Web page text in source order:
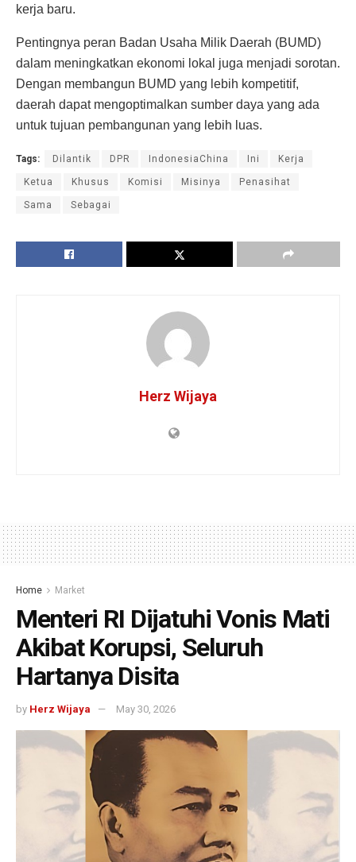
kerja baru.
Pentingnya peran Badan Usaha Milik Daerah (BUMD)
dalam meningkatkan ekonomi lokal juga menjadi sorotan.
Dengan membangun BUMD yang lebih kompetitif,
daerah dapat mengoptimalkan sumber daya yang ada
untuk tujuan pembangunan yang lebih luas.
Tags: Dilantik DPR IndonesiaChina Ini Kerja
Ketua Khusus Komisi Misinya Penasihat
Sama Sebagai
Herz Wijaya
Home Market
Menteri RI Dijatuhi Vonis Mati
Akibat Korupsi, Seluruh
Hartanya Disita
by Herz Wijaya May 30, 2026